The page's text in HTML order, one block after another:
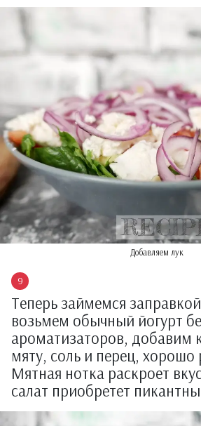
Добавляем лук
Теперь займемся
возьмем обычный йогурт
ароматизаторов, добавим
мяту, соль и перец,
Мятная нотка раскроет
салат приобретет